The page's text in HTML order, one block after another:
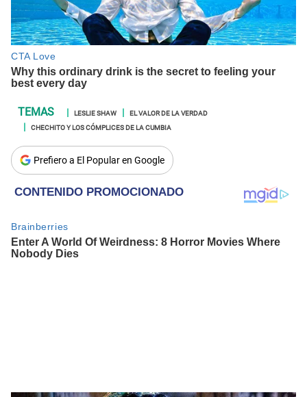
LESLIE SHAW
EL VALOR DE LA VERDAD
CHECHITO Y LOS CÓMPLICES DE LA CUMBIA
Prefiero a El Popular en Google